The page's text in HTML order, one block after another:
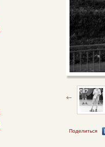
Поделиться